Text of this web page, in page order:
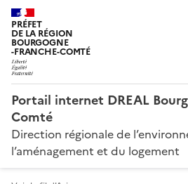
PRÉFET
DE LA RÉGION
BOURGOGNE
-FRANCHE-COMTÉ
Portail internet DREAL
Comté
Direction régionale de
l’aménagement et du logement